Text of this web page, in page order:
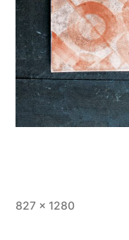
Vollständige
827 × 1280